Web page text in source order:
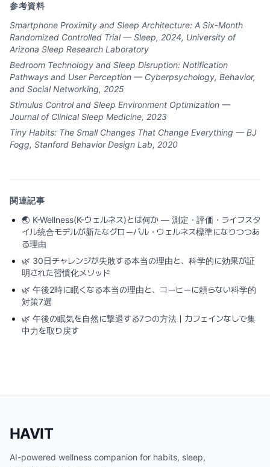
参考資料
Smartphone Proximity and Sleep Architecture: A Six-Month
Randomized Controlled Trial — Sleep, 2024, University of
Arizona Sleep Research Laboratory
Bedroom Technology and Sleep Disruption: Notification
Pathways and User Perception — Cyberpsychology, Behavior,
and Social Networking, 2025
Stimulus Control and Sleep Environment Optimization —
Journal of Clinical Sleep Medicine, 2023
Tiny Habits: The Small Changes That Change Everything — BJ
Fogg, Stanford Behavior Design Lab, 2020
関連記事
🌏 K-Wellness(K-ウェルネス)とは何か ― 測定・評価・ライフスタ
イル統合モデルが新たなグローバル・ウェルネス標準になりつつあ
る理由
🌿 30日チャレンジが失敗する本当の理由と、科学的に効果が証
明された習慣化メソッド
🌿 午後2時に眠くなる本当の理由と、コーヒーに頼らない科学的
対策7選
🌿 午後の眠気を自然に撃退する7つの方法｜カフェインなしで集
中力を取り戻す
HAVIT
AI-powered wellness companion for habits, sleep,